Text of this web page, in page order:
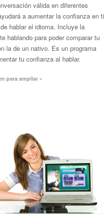
válida en diferentes
a aumentar la confianza en ti
hablar el idioma. Incluye la
hablando para poder comparar tu
la de un nativo. Es un programa
tu confianza al hablar.
para ampliar »